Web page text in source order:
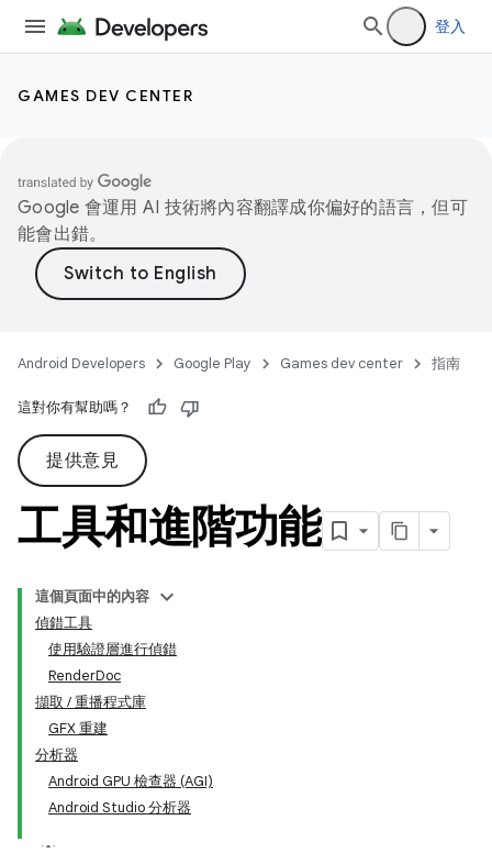
登入
GAMES DEV CENTER
Google 會運用 AI 技術將內容翻譯成你偏好的語言，但可
能會出錯。
Android Developers Google Play Games dev center 指南
這對你有幫助嗎？
提供意見
工具和進階功能
這個頁面中的內容
偵錯工具
使用驗證層進行偵錯
RenderDoc
擷取 / 重播程式庫
GFX 重建
分析器
Android GPU 檢查器 (AGI)
Android Studio 分析器